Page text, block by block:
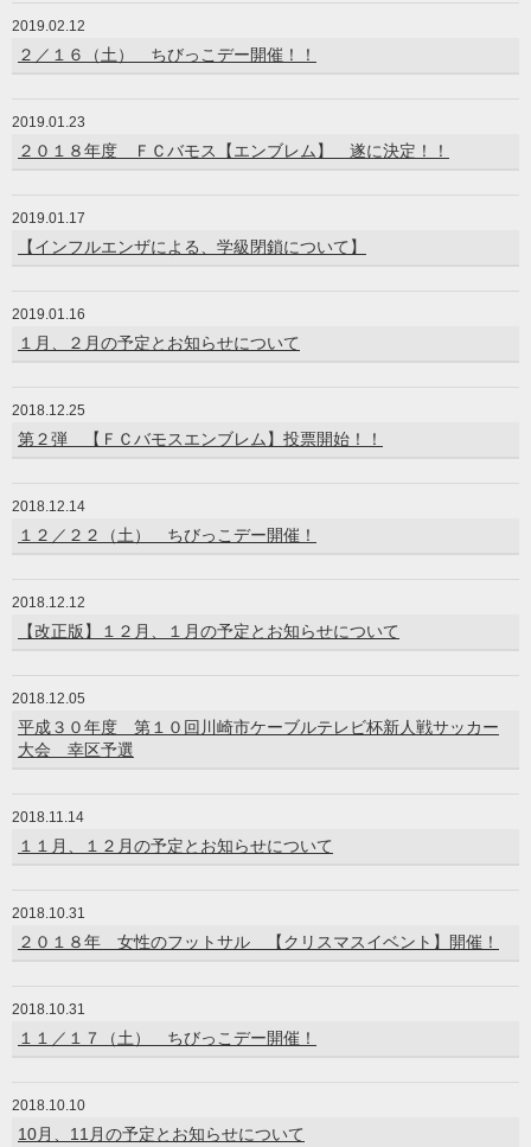
2019.02.12
２／１６（土） ちびっこデー開催！！
2019.01.23
２０１８年度 ＦＣバモス【エンブレム】 遂に決定！！
2019.01.17
【インフルエンザによる、学級閉鎖について】
2019.01.16
１月、２月の予定とお知らせについて
2018.12.25
第２弾 【ＦＣバモスエンブレム】投票開始！！
2018.12.14
１２／２２（土） ちびっこデー開催！
2018.12.12
【改正版】１２月、１月の予定とお知らせについて
2018.12.05
平成３０年度 第１０回川崎市ケーブルテレビ杯新人戦サッカー
大会 幸区予選
2018.11.14
１１月、１２月の予定とお知らせについて
2018.10.31
２０１８年 女性のフットサル 【クリスマスイベント】開催！
2018.10.31
１１／１７（土） ちびっこデー開催！
2018.10.10
10月、11月の予定とお知らせについて